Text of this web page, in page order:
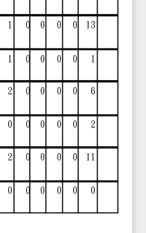
0 13
1 0 0 0
0 1
1 0 0 0
0 6
2 0 0 0
0 2
0 0 0 0
0 11
2 0 0 0
0 0
0 0 0 0